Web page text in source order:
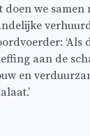
we samen
‘Als
aan de
en